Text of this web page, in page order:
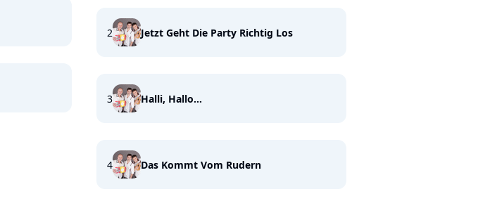
2 Jetzt Geht Die Party Richtig Los
3 Halli, Hallo...
4 Das Kommt Vom Rudern